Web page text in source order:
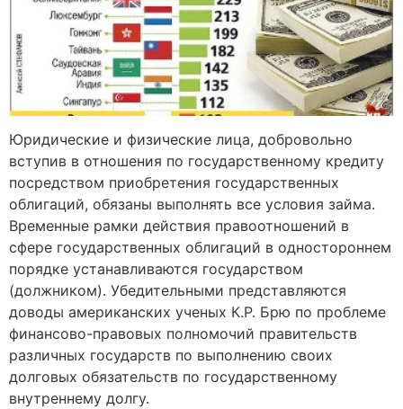
Юридические и физические лица, добровольно
вступив в отношения по государственному кредиту
посредством приобретения государственных
облигаций, обязаны выполнять все условия займа.
Временные рамки действия правоотношений в
сфере государственных облигаций в одностороннем
порядке устанавливаются государством
(должником). Убедительными представляются
доводы американских ученых К.Р. Брю по проблеме
финансово-правовых полномочий правительств
различных государств по выполнению своих
долговых обязательств по государственному
внутреннему долгу.